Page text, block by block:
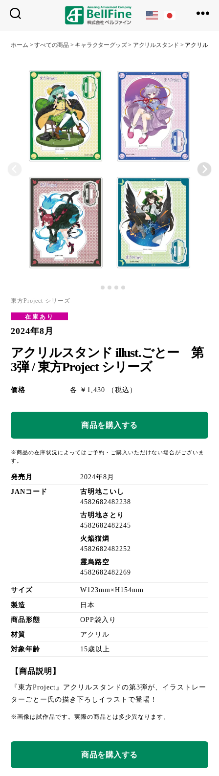
フ
ン
ホーム >すべての商品 > キャラクターグッズ> アクリルスタンド > アクリルス
東方Project シリーズ
在庫あり
2024年8月
アクリルスタンド illust.ごとー 第
3弾 / 東方Project シリーズ
価格 各 ￥1,430 （税込）
※商品の在庫状況によってはご予約・ご購入いただけない場合がございま
す。
発売月 2024年8月
JANコード
古明地こいし
4582682482238
古明地さとり
4582682482245
火焔猫燐
4582682482252
霊烏路空
4582682482269
サイズ W123mm×H154mm
製造 日本
商品形態 OPP袋入り
材質 アクリル
対象年齢 15歳以上
【商品説明】
『東方Project』アクリルスタンドの第3弾が、イラストレー
ターごとー氏の描き下ろしイラストで登場！
※画像は試作品です。実際の商品とは多少異なります。